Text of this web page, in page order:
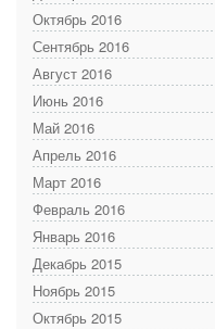
Октябрь 2016
Сентябрь 2016
Август 2016
Июнь 2016
Май 2016
Апрель 2016
Март 2016
Февраль 2016
Январь 2016
Декабрь 2015
Ноябрь 2015
Октябрь 2015